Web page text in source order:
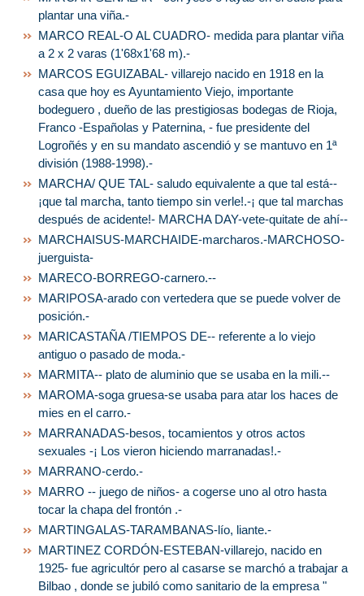
plantar una viña.-
MARCO REAL-O AL CUADRO- medida para plantar viña
a 2 x 2 varas (1'68x1'68 m).-
MARCOS EGUIZABAL- villarejo nacido en 1918 en la
casa que hoy es Ayuntamiento Viejo, importante
bodeguero , dueño de las prestigiosas bodegas de Rioja,
Franco -Españolas y Paternina, - fue presidente del
Logroñés y en su mandato ascendió y se mantuvo en 1ª
división (1988-1998).-
MARCHA/ QUE TAL- saludo equivalente a que tal está--
¡que tal marcha, tanto tiempo sin verle!.-¡ que tal marchas
después de acidente!- MARCHA DAY-vete-quitate de ahí--
MARCHAISUS-MARCHAIDE-marcharos.-MARCHOSO-
juerguista-
MARECO-BORREGO-carnero.--
MARIPOSA-arado con vertedera que se puede volver de
posición.-
MARICASTAÑA /TIEMPOS DE-- referente a lo viejo
antiguo o pasado de moda.-
MARMITA-- plato de aluminio que se usaba en la mili.--
MAROMA-soga gruesa-se usaba para atar los haces de
mies en el carro.-
MARRANADAS-besos, tocamientos y otros actos
sexuales -¡ Los vieron hiciendo marranadas!.-
MARRANO-cerdo.-
MARRO -- juego de niños- a cogerse uno al otro hasta
tocar la chapa del frontón .-
MARTINGALAS-TARAMBANAS-lío, liante.-
MARTINEZ CORDÓN-ESTEBAN-villarejo, nacido en
1925- fue agricultór pero al casarse se marchó a trabajar a
Bilbao , donde se jubiló como sanitario de la empresa "